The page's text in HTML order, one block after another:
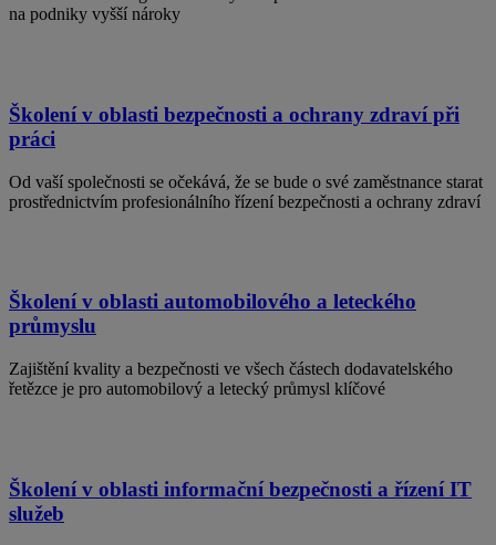
na podniky vyšší nároky
Školení v oblasti bezpečnosti a ochrany zdraví při
práci
Od vaší společnosti se očekává, že se bude o své zaměstnance starat
prostřednictvím profesionálního řízení bezpečnosti a ochrany zdraví
Školení v oblasti automobilového a leteckého
průmyslu
Zajištění kvality a bezpečnosti ve všech částech dodavatelského
řetězce je pro automobilový a letecký průmysl klíčové
Školení v oblasti informační bezpečnosti a řízení IT
služeb